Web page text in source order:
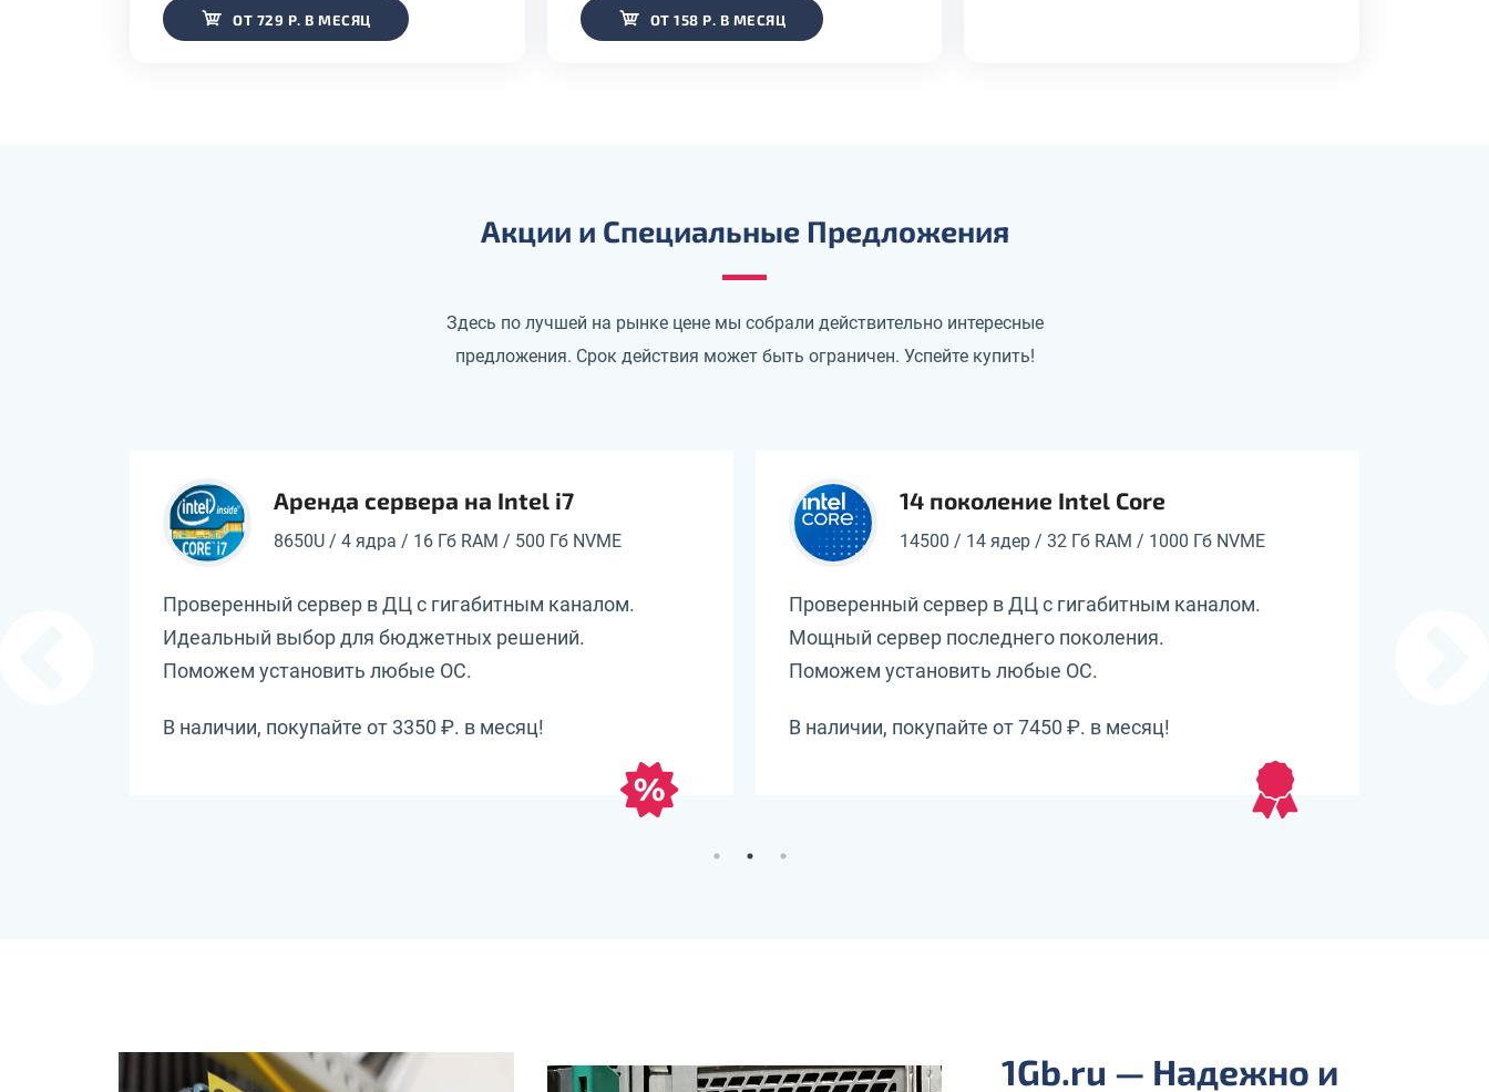
ОТ 729 Р. В МЕСЯЦ ОТ 158 Р. В МЕСЯЦ
Акции и Специальные Предложения
Здесь по лучшей на рынке цене мы собрали действительно интересные
предложения. Срок действия может быть ограничен. Успейте купить!
Аренда сервера на Intel i7
8650U / 4 ядра / 16 Гб RAM / 500 Гб NVME
Проверенный сервер в ДЦ с гигабитным каналом.
Идеальный выбор для бюджетных решений.
Поможем установить любые ОС.
В наличии, покупайте от 3350 ₽. в месяц!
14 поколение Intel Core
14500 / 14 ядер / 32 Гб RAM / 1000 Гб NVME
Проверенный сервер в ДЦ с гигабитным каналом.
Мощный сервер последнего поколения.
Поможем установить любые ОС.
В наличии, покупайте от 7450 ₽. в месяц!
1Gb.ru — Надежно и